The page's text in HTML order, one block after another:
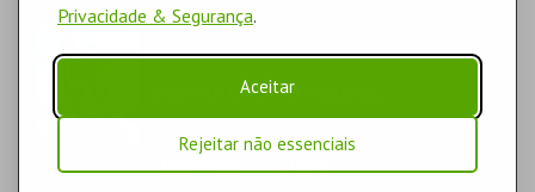
Privacidade & Segurança.
Aceitar
Rejeitar não essenciais
VP | VAIANA
CINEMAS CINEMAX PENAFIEL
COMPRAR + INFO